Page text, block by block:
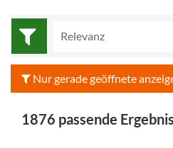
Relevanz
Nur gerade geöffnete
1876 passende